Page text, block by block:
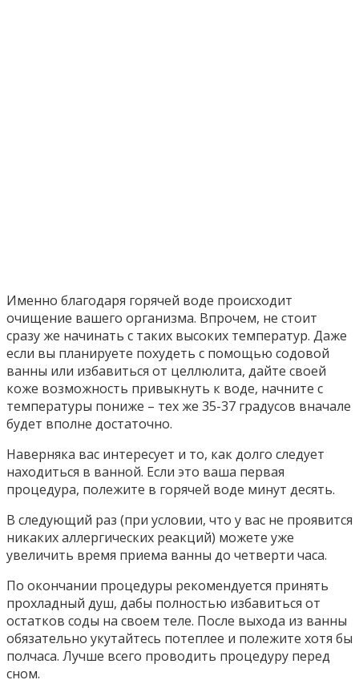
Именно благодаря горячей воде происходит
очищение вашего организма. Впрочем, не стоит
сразу же начинать с таких высоких температур. Даже
если вы планируете похудеть с помощью содовой
ванны или избавиться от целлюлита, дайте своей
коже возможность привыкнуть к воде, начните с
температуры пониже – тех же 35-37 градусов вначале
будет вполне достаточно.
Наверняка вас интересует и то, как долго следует
находиться в ванной. Если это ваша первая
процедура, полежите в горячей воде минут десять.
В следующий раз (при условии, что у вас не проявится
никаких аллергических реакций) можете уже
увеличить время приема ванны до четверти часа.
По окончании процедуры рекомендуется принять
прохладный душ, дабы полностью избавиться от
остатков соды на своем теле. После выхода из ванны
обязательно укутайтесь потеплее и полежите хотя бы
полчаса. Лучше всего проводить процедуру перед
сном.